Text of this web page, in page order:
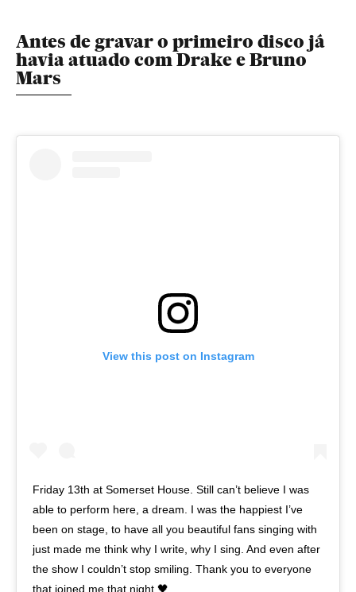
Antes de gravar o primeiro disco já
havia atuado com Drake e Bruno
Mars
View this post on Instagram
Friday 13th at Somerset House. Still can’t believe I was
able to perform here, a dream. I was the happiest I’ve
been on stage, to have all you beautiful fans singing with
just made me think why I write, why I sing. And even after
the show I couldn’t stop smiling. Thank you to everyone
that joined me that night 🖤